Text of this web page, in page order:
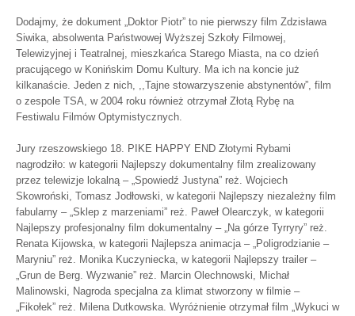
Dodajmy, że dokument „Doktor Piotr” to nie pierwszy film Zdzisława
Siwika, absolwenta Państwowej Wyższej Szkoły Filmowej,
Telewizyjnej i Teatralnej, mieszkańca Starego Miasta, na co dzień
pracującego w Konińskim Domu Kultury. Ma ich na koncie już
kilkanaście. Jeden z nich, ,,Tajne stowarzyszenie abstynentów”, film
o zespole TSA, w 2004 roku również otrzymał Złotą Rybę na
Festiwalu Filmów Optymistycznych.
Jury rzeszowskiego 18. PIKE HAPPY END Złotymi Rybami
nagrodziło: w kategorii Najlepszy dokumentalny film zrealizowany
przez telewizje lokalną – „Spowiedź Justyna” reż. Wojciech
Skowroński, Tomasz Jodłowski, w kategorii Najlepszy niezależny film
fabularny – „Sklep z marzeniami” reż. Paweł Olearczyk, w kategorii
Najlepszy profesjonalny film dokumentalny – „Na górze Tyrryry” reż.
Renata Kijowska, w kategorii Najlepsza animacja – „Poligrodzianie –
Maryniu” reż. Monika Kuczyniecka, w kategorii Najlepszy trailer –
„Grun de Berg. Wyzwanie” reż. Marcin Olechnowski, Michał
Malinowski, Nagroda specjalna za klimat stworzony w filmie –
„Fikołek” reż. Milena Dutkowska. Wyróżnienie otrzymał film „Wykuci w